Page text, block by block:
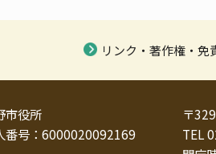
リンク・著作権・免
市役所
番号：6000020092169
〒
TEL